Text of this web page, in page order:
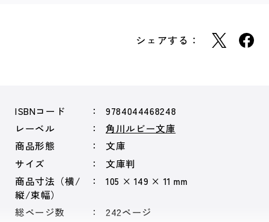
シェアする：
ISBNコード
9784044468248
レーベル
角川ルビー文庫
商品形態
文庫
サイズ
文庫判
商品寸法（横/
縦/束幅）
105 × 149 × 11 mm
総ページ数
242ページ